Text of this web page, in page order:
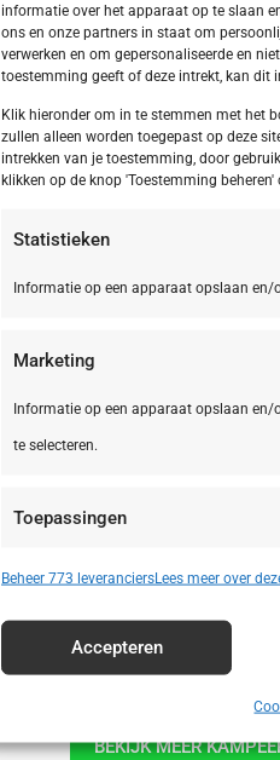
informatie over het apparaat op te slaan
ons en onze partners in staat om
verwerken en om gepersonaliseerde en
toestemming geeft of deze intrekt, kan dit
Klik hieronder om in te stemmen met het
zullen alleen worden toegepast op deze
intrekken van je toestemming, door
klikken op de knop 'Toestemming
Statistieken
Informatie op een apparaat opslaan en/
Marketing
Informatie op een apparaat opslaan en/
te selecteren.
Toepassingen
Advertenties en content leveren
Beheer 773 leveranciersLees meer over
Accepteren
Meer
Friesland Appelscha
BEKIJK MEER